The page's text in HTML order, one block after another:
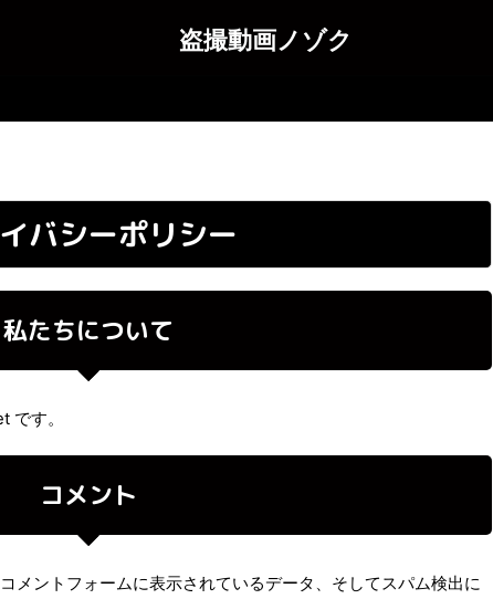
盗撮動画ノゾク
バシーポリシー
私たちについて
す。
コメント
メントフォームに表示されているデータ、そしてスパム検出に